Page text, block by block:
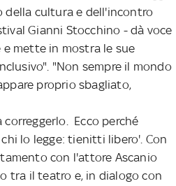
della cultura e dell'incontro
Gianni Stocchino - dà voce
mette in mostra le sue
"Non sempre il mondo
proprio sbagliato,
correggerlo. Ecco perché
lo legge: tienitti libero'. Con
con l'attore Ascanio
tra il teatro e, in dialogo con